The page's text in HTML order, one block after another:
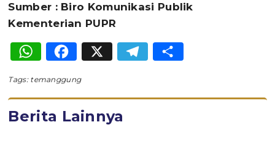
Sumber : Biro Komunikasi Publik
Kementerian PUPR
WhatsApp
Facebook
X Telegram
Tags: temanggung
Berita Lainnya